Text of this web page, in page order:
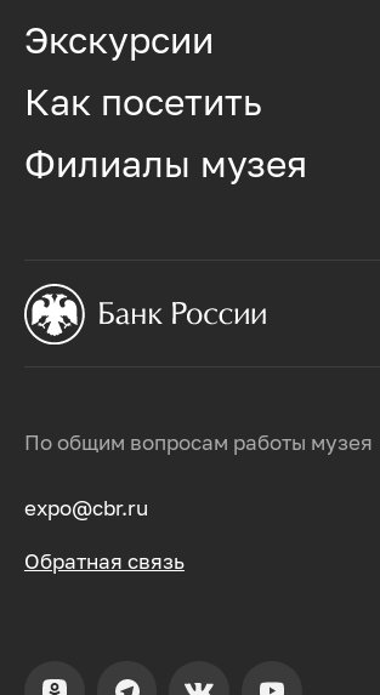
По общим вопросам работы музея
expo@cbr.ru
Обратная связь
Экскурсии
Как посетить
Филиалы музея